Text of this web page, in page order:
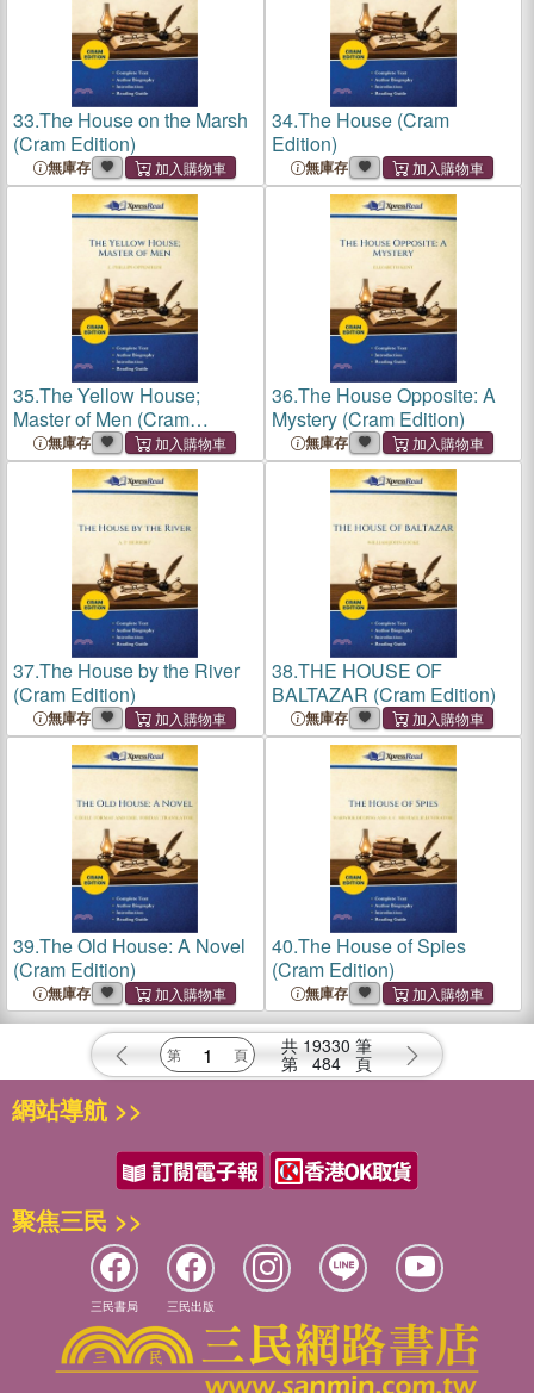
33.The House on the Marsh
(Cram Edition)
無庫存
34.The House (Cram
Edition)
無庫存
35.The Yellow House;
Master of Men (Cram
Edition)
無庫存
36.The House Opposite: A
Mystery (Cram Edition)
無庫存
37.The House by the River
(Cram Edition)
無庫存
38.THE HOUSE OF
BALTAZAR (Cram Edition)
無庫存
39.The Old House: A Novel
(Cram Edition)
無庫存
40.The House of Spies
(Cram Edition)
無庫存
共 19330 筆
第 484 頁
網站導航 >>
聚焦三民 >>
三民書局 三民出版